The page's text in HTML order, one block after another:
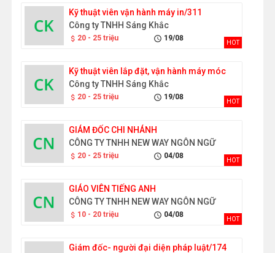
Kỹ thuật viên vận hành máy in/311
Công ty TNHH Sáng Khắc
attach_money 20 - 25 triệu schedule 19/08
HOT
Kỹ thuật viên lắp đặt, vận hành máy móc
Công ty TNHH Sáng Khắc
attach_money 20 - 25 triệu schedule 19/08
HOT
GIÁM ĐỐC CHI NHÁNH
CÔNG TY TNHH NEW WAY NGÔN NGỮ
attach_money 20 - 25 triệu schedule 04/08
HOT
GIÁO VIÊN TIẾNG ANH
CÔNG TY TNHH NEW WAY NGÔN NGỮ
attach_money 10 - 20 triệu schedule 04/08
HOT
Giám đốc- người đại diện pháp luật/174